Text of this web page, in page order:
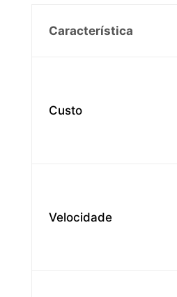
Característica
Custo
Velocidade